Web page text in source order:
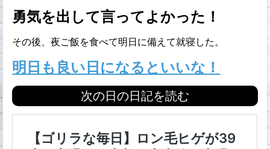
勇気を出して言ってよかった！
その後、夜ご飯を食べて明日に備えて就寝した。
明日も良い日になるといいな！
次の日の日記を読む